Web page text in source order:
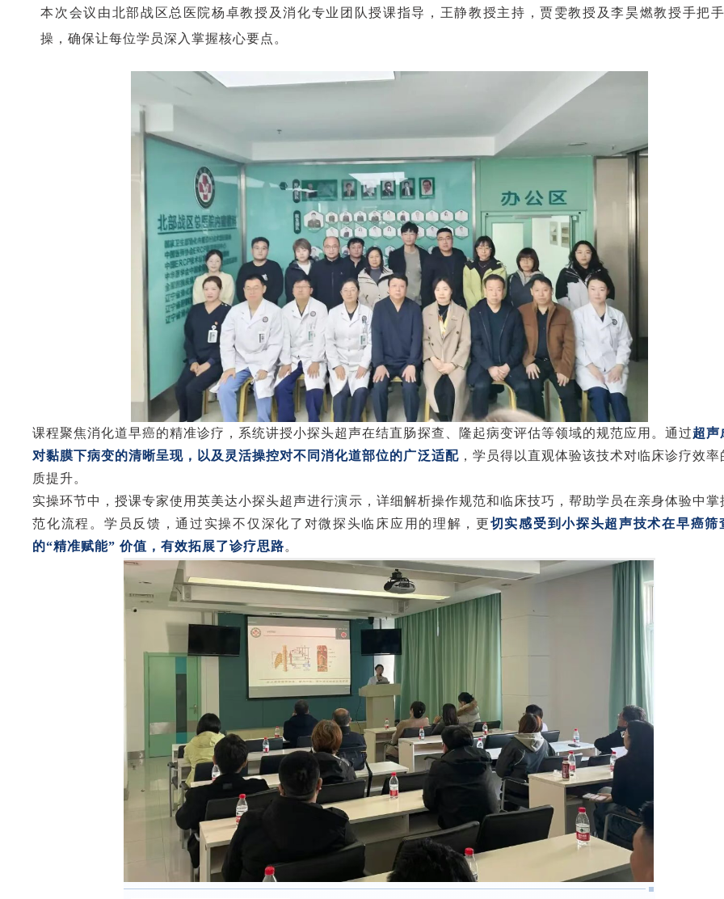
本次会议由北部战区总医院杨卓教授及消化专业团队授课指导，王静教授主持，贾雯教授及李昊燃教授手把
操，确保让每位学员深入掌握核心要点。
课程聚焦消化道早癌的精准诊疗，系统讲授小探头超声在结直肠探查、隆起病变评估等领域的规范应用。通过超声
对黏膜下病变的清晰呈现，以及灵活操控对不同消化道部位的广泛适配，学员得以直观体验该技术对临床诊疗效率
质提升。
实操环节中，授课专家使用英美达小探头超声进行演示，详细解析操作规范和临床技巧 ，帮助学员在亲身体验中掌
范化流程。学员反馈，通过实操不仅深化了对微探头临床应用的理解，更切实感受到小探头超声技术在早癌筛
的“精准赋能” 价值，有效拓展了诊疗思路。